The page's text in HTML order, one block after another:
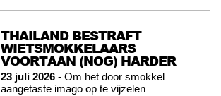
THAILAND BESTRAFT
WIETSMOKKELAARS
VOORTAAN (NOG) HARDER
23 juli 2026 - Om het door smokkel
aangetaste imago op te vijzelen